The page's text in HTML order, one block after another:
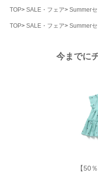
TOP SALE・フェア Summer
TOP SALE・フェア Summer
今までに
【50